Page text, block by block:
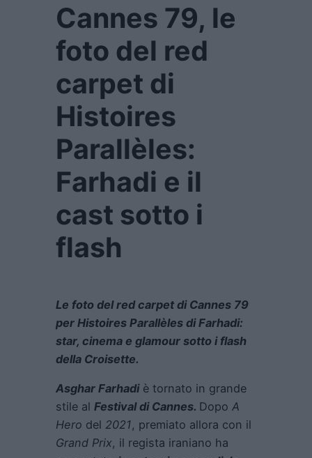
Cannes 79, le
foto del red
carpet di
Histoires
Parallèles:
Farhadi e il
cast sotto i
flash
Le foto del red carpet di Cannes 79
per Histoires Parallèles di Farhadi:
star, cinema e glamour sotto i flash
della Croisette.
Asghar Farhadiè tornato in grande
stile al Festival di Cannes. Dopo A
Hero del 2021, premiato allora con il
Grand Prix, il regista iraniano ha